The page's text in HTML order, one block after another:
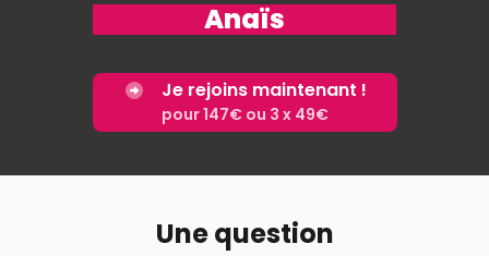
Anaïs
Je rejoins maintenant !
pour 147€ ou 3 x 49€
Une question